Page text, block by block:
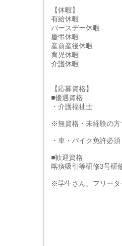
【休暇】
有給休暇
バースデー休暇
慶弔休暇
産前産後休暇
育児休暇
介護休暇
【応募資格】
■優遇資格
・介護福祉士
※無資格・未経験の方
・車・バイク免許必須
■歓迎資格
喀痰吸引等研修3号研
※学生さん、フリータ